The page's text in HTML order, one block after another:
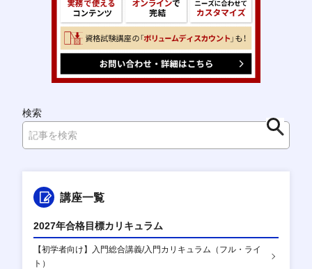
検索
検
講座一覧
2027年合格目標カリキュラム
【初学者向け】入門総合講義/入門カリキュラム（フル・ライ
ト）